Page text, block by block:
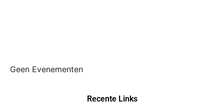
Geen Evenementen
Recente Links